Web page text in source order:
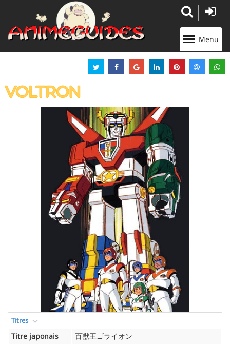
Menu
VOLTRON
Titres
Titre japonais
百獣王ゴライオン
Panneau de gestion des cookies